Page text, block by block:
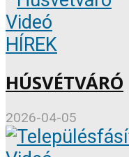
Videó
HÍREK
HÚSVÉTVÁRÓ
2026-04-05